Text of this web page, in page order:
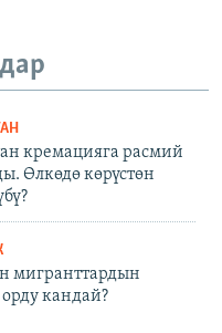
кремацияга расмий
Өлкөдө көрүстөн
мигранттардын
кандай?